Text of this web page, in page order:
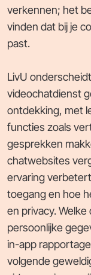
verkennen; het
vinden dat bij je
past.
LivU
videochatdienst
ontdekking, met
functies zoals
gesprekken
chatwebsites
ervaring
toegang en hoe
en privacy.
persoonlijke
in-app
volgende